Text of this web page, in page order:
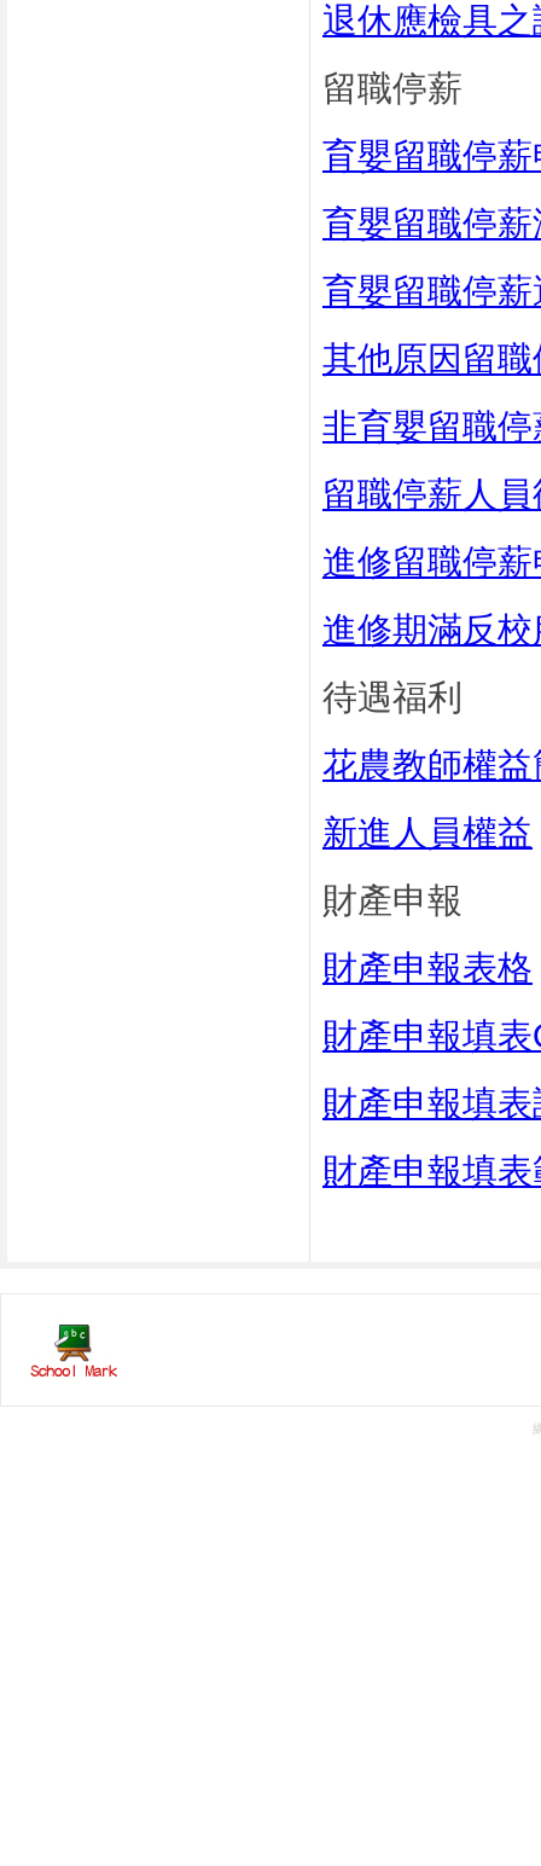
退休應檢具
留職停薪
育嬰留職停
育嬰留職停
育嬰留職停
其他原因留
非育嬰留職
留職停薪人
進修留職停
進修期滿反
待遇福利
花農教師權益
新進人員權益
財產申報
財產申報表格
財產申報填
財產申報填
財產申報填